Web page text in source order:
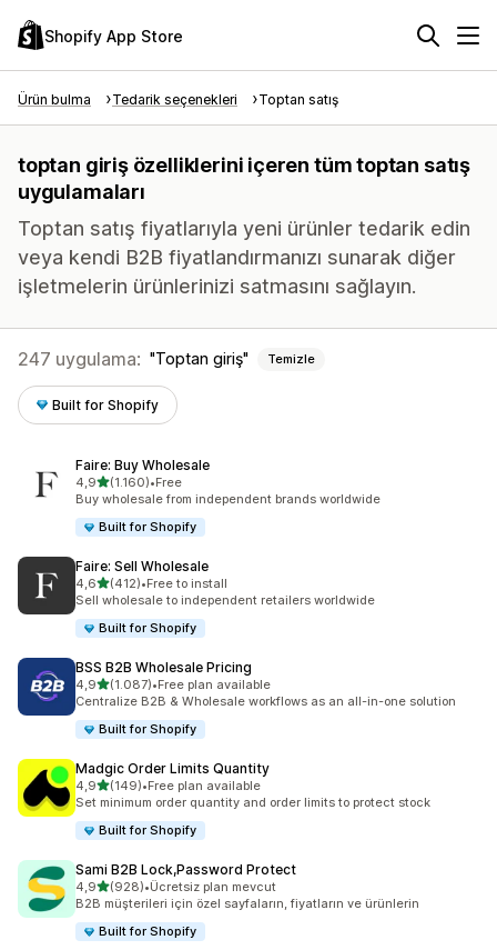
Shopify App Store
Ürün bulma Tedarik seçenekleri Toptan satış
toptan giriş özelliklerini içeren tüm toptan satış
uygulamaları
Toptan satış fiyatlarıyla yeni ürünler tedarik edin
veya kendi B2B fiyatlandırmanızı sunarak diğer
işletmelerin ürünlerinizi satmasını sağlayın.
247 uygulama: Toptan giriş Temizle
Built for Shopify
Faire: Buy Wholesale
4,95 yıldız üzerinden
(1.160)
toplam 1160 değerlendirme
•Free
Buy wholesale from independent brands worldwide
Built for Shopify
Faire: Sell Wholesale
4,65 yıldız üzerinden
(412)
toplam 412 değerlendirme
•Free to install
Sell wholesale to independent retailers worldwide
Built for Shopify
BSS B2B Wholesale Pricing
4,95 yıldız üzerinden
(1.087)
toplam 1087 değerlendirme
•Free plan available
Centralize B2B & Wholesale workflows as an all-in-one solution
Built for Shopify
Madgic Order Limits Quantity
4,95 yıldız üzerinden
(149)
toplam 149 değerlendirme
•Free plan available
Set minimum order quantity and order limits to protect stock
Built for Shopify
Sami B2B Lock,Password Protect
4,95 yıldız üzerinden
(928)
toplam 928 değerlendirme
•Ücretsiz plan mevcut
B2B müşterileri için özel sayfaların, fiyatların ve ürünlerin
Built for Shopify